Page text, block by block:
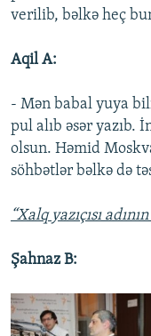
verilib, bəlkə heç
Aqil A:
- Mən babal yuya
pul alıb əsər yazıb.
olsun. Həmid
söhbətlər bəlkə də
“Xalq yazıçısı
Şahnaz B: